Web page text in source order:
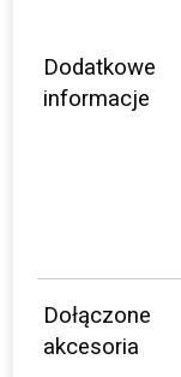
Dodatkowe
informacje
Dołączone
akcesoria